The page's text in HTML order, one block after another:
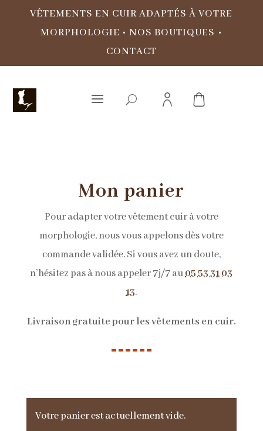
VÊTEMENTS EN CUIR ADAPTÉS À VOTRE
MORPHOLOGIE • NOS BOUTIQUES •
CONTACT
Mon panier
Pour adapter votre vêtement cuir à votre
morphologie, nous vous appelons dès votre
commande validée. Si vous avez un doute,
n’hésitez pas à nous appeler 7j/7 au05 53 31 03
13.
Livraison gratuite pour les vêtements en cuir.
Votre panier est actuellement vide.